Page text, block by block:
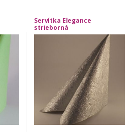
Servítka Elegance
strieborná